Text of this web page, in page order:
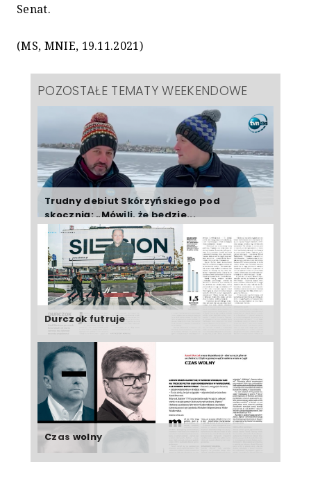
Senat.
(MS, MNIE, 19.11.2021)
POZOSTAŁE TEMATY WEEKENDOWE
Trudny debiut Skórzyńskiego pod
skocznią: „Mówili, że będzie...
Durczok futruje
Czas wolny